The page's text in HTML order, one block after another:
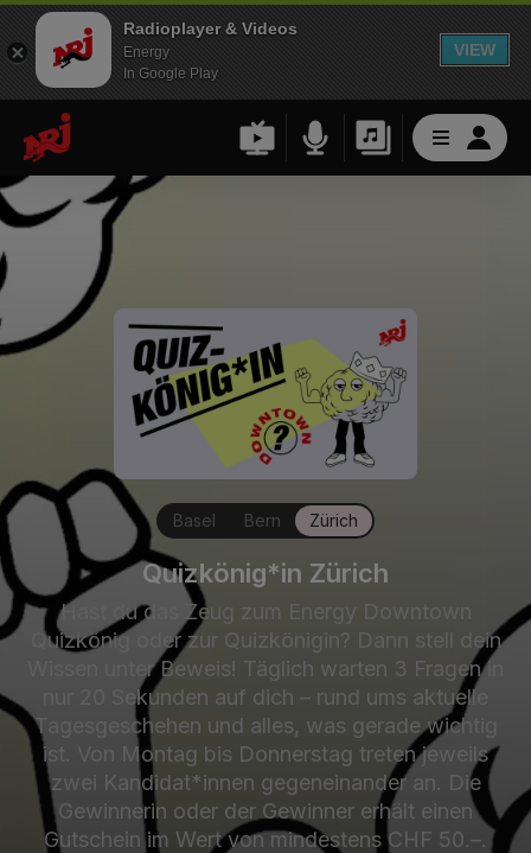
Radioplayer & Videos
Energy
In Google Play
VIEW
Basel Bern Zürich
Quizkönig*in Zürich
Hast du das Zeug zum Energy Downtown
Quizkönig oder zur Quizkönigin? Dann stell dein
Wissen unter Beweis! Täglich warten 3 Fragen in
nur 20 Sekunden auf dich – rund ums aktuelle
Tagesgeschehen und alles, was gerade wichtig
ist. Von Montag bis Donnerstag treten jeweils
zwei Kandidat*innen gegeneinander an. Die
Gewinnerin oder der Gewinner erhält einen
Gutschein im Wert von mindestens CHF 50.–.